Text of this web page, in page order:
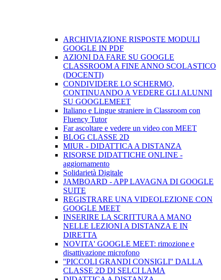
ARCHIVIAZIONE RISPOSTE MODULI
GOOGLE IN PDF
AZIONI DA FARE SU GOOGLE
CLASSROOM A FINE ANNO SCOLASTICO
(DOCENTI)
CONDIVIDERE LO SCHERMO,
CONTINUANDO A VEDERE GLI ALUNNI
SU GOOGLEMEET
Italiano e Lingue straniere in Classroom con
Fluency Tutor
Far ascoltare e vedere un video con MEET
BLOG CLASSE 2D
MIUR - DIDATTICA A DISTANZA
RISORSE DIDATTICHE ONLINE -
aggiornamento
Solidarietà Digitale
JAMBOARD - APP LAVAGNA DI GOOGLE
SUITE
REGISTRARE UNA VIDEOLEZIONE CON
GOOGLE MEET
INSERIRE LA SCRITTURA A MANO
NELLE LEZIONI A DISTANZA E IN
DIRETTA
NOVITA' GOOGLE MEET: rimozione e
disattivazione microfono
''PICCOLI GRANDI CONSIGLI'' DALLA
CLASSE 2D DI SELCI LAMA